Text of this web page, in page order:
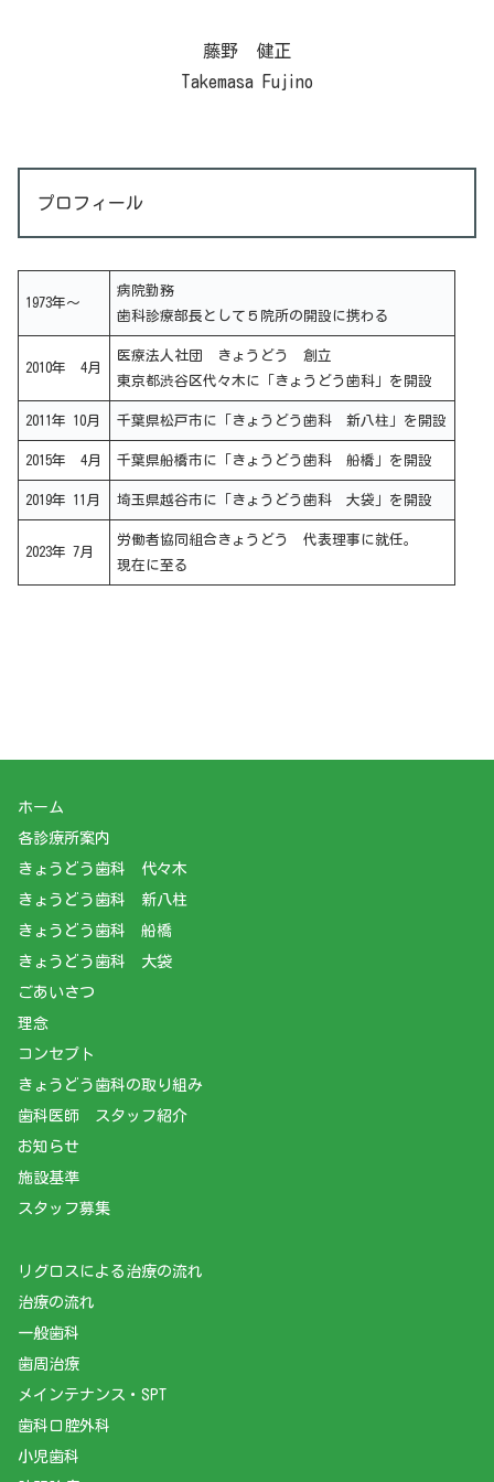
藤野 健正
Takemasa Fujino
プロフィール
1973年～
病院勤務
歯科診療部長として５院所の開設に携わる
2010年 4月
医療法人社団 きょうどう 創立
東京都渋谷区代々木に「きょうどう歯科」を開設
2011年 10月 千葉県松戸市に「きょうどう歯科 新八柱」を開設
2015年 4月 千葉県船橋市に「きょうどう歯科 船橋」を開設
2019年 11月 埼玉県越谷市に「きょうどう歯科 大袋」を開設
2023年 7月
労働者協同組合きょうどう 代表理事に就任。
現在に至る
ホーム
各診療所案内
​きょうどう歯科 代々木
きょうどう歯科 新八柱
きょうどう歯科 船橋
きょうどう歯科 大袋
ごあいさつ
理念
コンセプト
きょうどう歯科の取り組み
歯科医師 スタッフ紹介
お知らせ
施設基準
スタッフ募集
リグロスによる治療の流れ
治療の流れ
一般歯科
歯周治療
メインテナンス・SPT
歯科口腔外科
小児歯科